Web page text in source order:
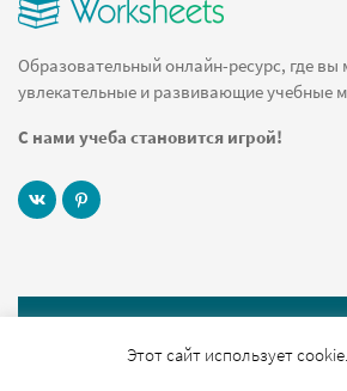
Образовательный онлайн-ресурс, где вы
увлекательные и развивающие учебные
С нами учеба становится игрой!
© 2019 Worksheets.ru Все
Этот сайт использует cookie.